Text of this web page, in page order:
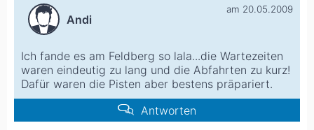
Andi
am 20.05.2009
Ich fande es am Feldberg so lala...die Wartezeiten
waren eindeutig zu lang und die Abfahrten zu kurz!
Dafür waren die Pisten aber bestens präpariert.
Antworten